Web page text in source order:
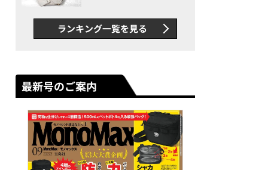
判以上に優秀だった
ランキング一覧を見る
最新号のご案内